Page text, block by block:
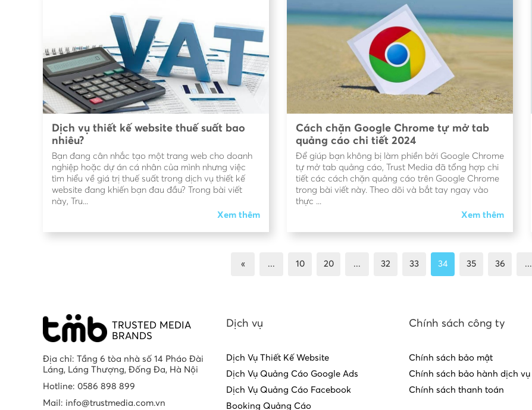
Dịch vụ thiết kế website thuế suất bao
nhiêu?
Bạn đang cân nhắc tạo một trang web cho doanh
nghiệp hoặc dự án cá nhân của mình nhưng việc
tìm hiểu về giá trị thuế suất trong dịch vụ thiết kế
website đang khiến bạn đau đầu? Trong bài viết
này, Tru...
Xem thêm
Cách chặn Google Chrome tự mở tab
quảng cáo chi tiết 2024
Để giúp bạn không bị làm phiền bởi Google Chrome
tự mở tab quảng cáo, Trust Media đã tổng hợp chi
tiết các cách chặn quảng cáo trên Google Chrome
trong bài viết này. Theo dõi và bắt tay ngay vào
thực ...
Xem thêm
« ... 10 20 ... 32 33 34 35 36 ...
TRUSTED MEDIA
BRANDS
Địa chỉ: Tầng 6 tòa nhà số 14 Pháo Đài
Láng, Láng Thượng, Đống Đa, Hà Nội
Hotline: 0586 898 899
Mail: info@trustmedia.com.vn
Dịch vụ
Dịch Vụ Thiết Kế Website
Dịch Vụ Quảng Cáo Google Ads
Dịch Vụ Quảng Cáo Facebook
Booking Quảng Cáo
Chính sách công ty
Chính sách bảo mật
Chính sách bảo hành dịch vụ
Chính sách thanh toán